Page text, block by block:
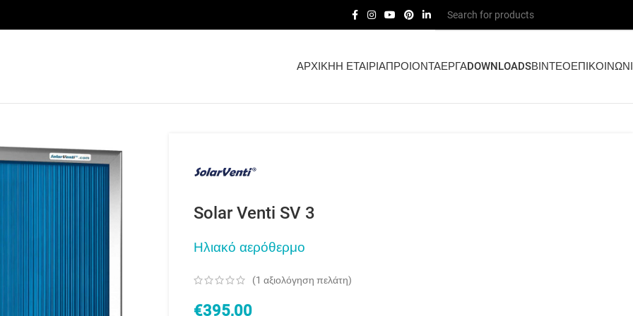
ΑΡΧΙΚΗΗ ΕΤΑΙΡΙΑΠΡΟΙΟΝΤΑΕΡΓΑDOWNLOADSΒΙΝΤΕΟ
Solar Venti SV 3
Ηλιακό αερόθερμο
(1 αξιολόγηση πελάτη)
€395,00